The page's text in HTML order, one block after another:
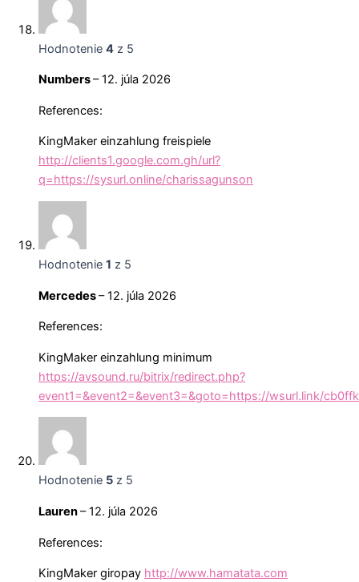
Hodnotenie 4 z 5
Numbers– 12. júla 2026
References:
KingMaker einzahlung freispiele
http://clients1.google.com.gh/url?
q=https://sysurl.online/charissagunson
Hodnotenie 1 z 5
Mercedes– 12. júla 2026
References:
KingMaker einzahlung minimum
https://avsound.ru/bitrix/redirect.php?
event1=&event2=&event3=&goto=https://wsurl.link/cb0ffk
Hodnotenie 5 z 5
Lauren– 12. júla 2026
References:
KingMaker giropay http://www.hamatata.com